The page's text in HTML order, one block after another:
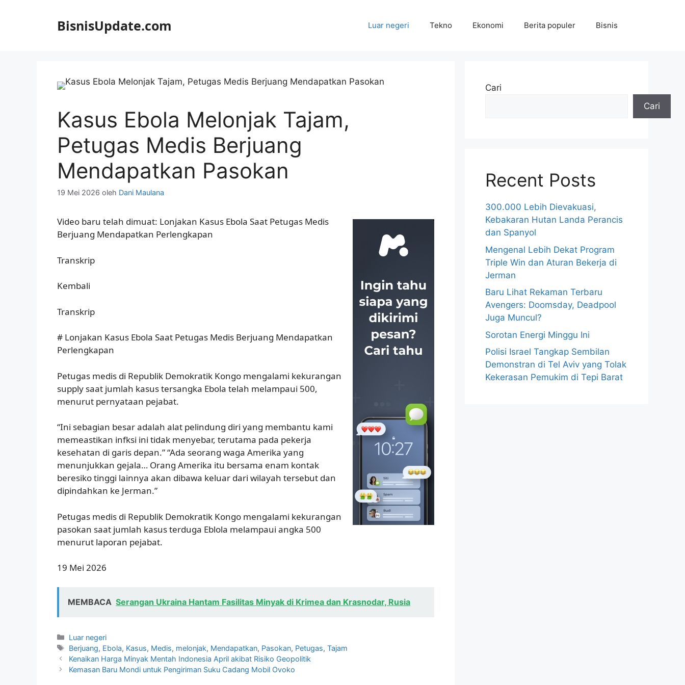
BisnisUpdate.com Luar negeri Tekno Ekonomi Berita populer Bisnis
Kasus Ebola Melonjak Tajam,
Petugas Medis Berjuang
Mendapatkan Pasokan
19 Mei 2026 oleh Dani Maulana
Video baru telah dimuat: Lonjakan Kasus Ebola Saat Petugas Medis
Berjuang Mendapatkan Perlengkapan
Transkrip
Kembali
Transkrip
# Lonjakan Kasus Ebola Saat Petugas Medis Berjuang Mendapatkan
Perlengkapan
Petugas medis di Republik Demokratik Kongo mengalami kekurangan
supply saat jumlah kasus tersangka Ebola telah melampaui 500,
menurut pernyataan pejabat.
“Ini sebagian besar adalah alat pelindung diri yang membantu kami
memeastikan infksi ini tidak menyebar, terutama pada pekerja
kesehatan di garis depan.” “Ada seorang waga Amerika yang
menunjukkan gejala… Orang Amerika itu bersama enam kontak
beresiko tinggi lainnya akan dibawa keluar dari wilayah tersebut dan
dipindahkan ke Jerman.”
Petugas medis di Republik Demokratik Kongo mengalami kekurangan
pasokan saat jumlah kasus terduga Eblola melampaui angka 500
menurut laporan pejabat.
19 Mei 2026
MEMBACA Serangan Ukraina Hantam Fasilitas Minyak di Krimea dan Krasnodar, Rusia
Kategori
Luar negeri
Tag
Berjuang, Ebola, Kasus, Medis, melonjak, Mendapatkan, Pasokan, Petugas,Tajam
Kenaikan Harga Minyak Mentah Indonesia April akibat Risiko Geopolitik
Kemasan Baru Mondi untuk Pengiriman Suku Cadang Mobil Ovoko
Cari
Cari
Recent Posts
300.000 Lebih Dievakuasi,
Kebakaran Hutan Landa Perancis
dan Spanyol
Mengenal Lebih Dekat Program
Triple Win dan Aturan Bekerja di
Jerman
Baru Lihat Rekaman Terbaru
Avengers: Doomsday, Deadpool
Juga Muncul?
Sorotan Energi Minggu Ini
Polisi Israel Tangkap Sembilan
Demonstran di Tel Aviv yang Tolak
Kekerasan Pemukim di Tepi Barat